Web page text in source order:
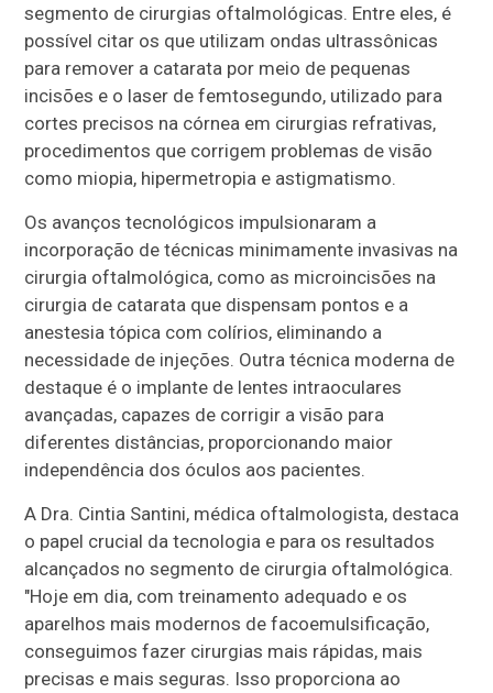
segmento de cirurgias oftalmológicas. Entre eles, é
possível citar os que utilizam ondas ultrassônicas
para remover a catarata por meio de pequenas
incisões e o laser de femtosegundo, utilizado para
cortes precisos na córnea em cirurgias refrativas,
procedimentos que corrigem problemas de visão
como miopia, hipermetropia e astigmatismo.
Os avanços tecnológicos impulsionaram a
incorporação de técnicas minimamente invasivas na
cirurgia oftalmológica, como as microincisões na
cirurgia de catarata que dispensam pontos e a
anestesia tópica com colírios, eliminando a
necessidade de injeções. Outra técnica moderna de
destaque é o implante de lentes intraoculares
avançadas, capazes de corrigir a visão para
diferentes distâncias, proporcionando maior
independência dos óculos aos pacientes.
A Dra. Cintia Santini, médica oftalmologista, destaca
o papel crucial da tecnologia e para os resultados
alcançados no segmento de cirurgia oftalmológica.
"Hoje em dia, com treinamento adequado e os
aparelhos mais modernos de facoemulsificação,
conseguimos fazer cirurgias mais rápidas, mais
precisas e mais seguras. Isso proporciona ao